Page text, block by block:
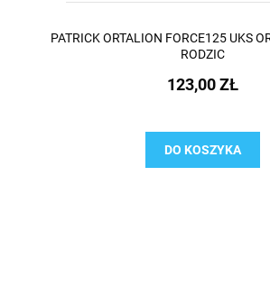
PATRICK ORTALION FORCE125 UKS
RODZIC
123,00 ZŁ
DO KOSZYKA